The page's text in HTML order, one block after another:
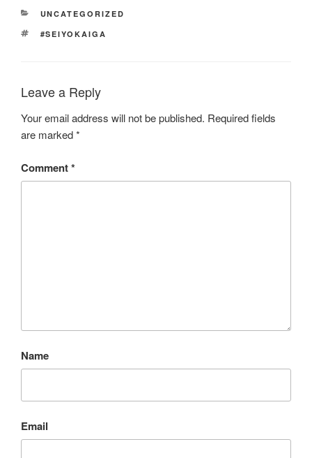
CATEGORIES
UNCATEGORIZED
TAGS
#SEIYOKAIGA
Leave a Reply
Your email address will not be published. Required fields
are marked*
Comment*
Name
Email